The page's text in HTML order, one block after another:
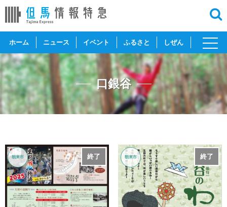
ホーム ニュース イベント ふるさと しぜん
toggle
口銀谷
終了
朝来市 終了
朝来市